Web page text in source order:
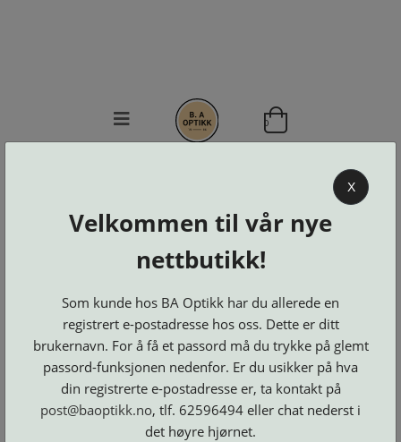
KONTAKT
BESTILL
LOGG INN
0
Brillerens
Brillesnorer
Clip-
on
og
Suncover
Etuier
Innfatninger
Lesebriller
Luper
og
Maskiner
Microkluter
Neseputer
og
Skruer
Solbriller
Verktøy
og
tilbehør
X
Velkommen til vår nye
nettbutikk!
Som kunde hos BA Optikk har du allerede en
registrert e-postadresse hos oss. Dette er ditt
brukernavn. For å få et passord må du trykke på glemt
passord-funksjonen nedenfor. Er du usikker på hva
din registrerte e-postadresse er, ta kontakt på
post@baoptikk.no, tlf. 62596494 eller chat nederst i
det høyre hjørnet.